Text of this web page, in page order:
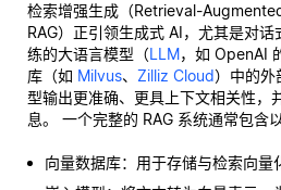
检索增强生成（Retrieval-
RAG）正引领生成式 AI，尤其是对
练的大语言模型（LLM，如 OpenAI
库（如 Milvus、 Zilliz Cloud）中的外
型输出更准确、更具上下文相关性，
息。 一个完整的 RAG 系统通常包含
向量数据库：用于存储与检索向量